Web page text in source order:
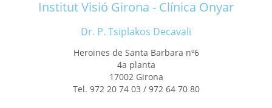
Institut Visió Girona - Clínica Onyar
Dr. P. Tsiplakos Decavali
Heroïnes de Santa Barbara nº6
4a planta
17002 Girona
Tel. 972 20 74 03 / 972 64 70 80